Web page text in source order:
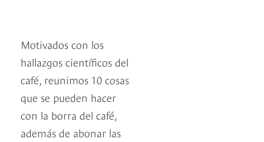
Motivados con los
hallazgos científicos del
café, reunimos 10 cosas
que se pueden hacer
con la borra del café,
además de abonar las